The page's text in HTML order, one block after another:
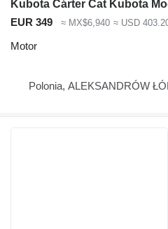
EUR 349 ≈ MX$6,940 ≈ USD
Motor
Polonia, ALEKSANDRÓW